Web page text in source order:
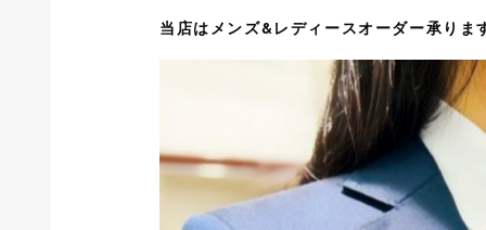
当店はメンズ&レディースオーダー承りま